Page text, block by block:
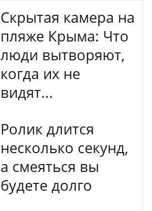
Скрытая камера на
пляже Крыма: Что
люди вытворяют,
когда их не
видят...
Ролик длится
несколько секунд,
а смеяться вы
будете долго